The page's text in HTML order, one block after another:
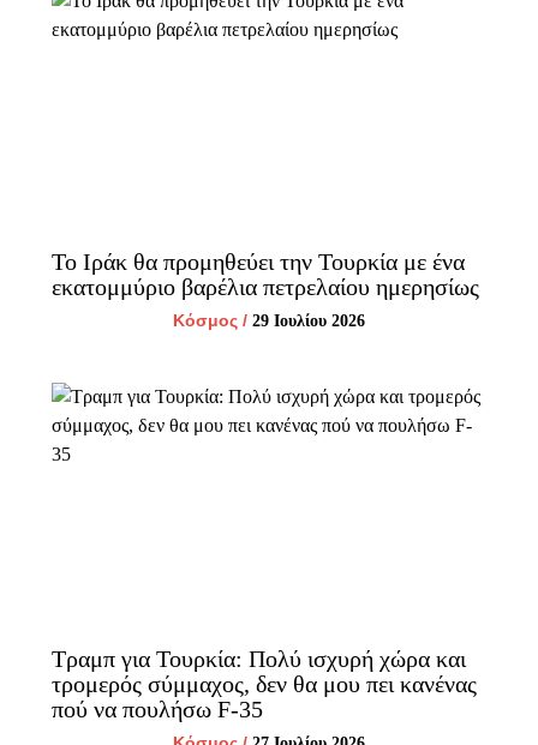
Το Ιράκ θα προμηθεύει την Τουρκία με ένα
εκατομμύριο βαρέλια πετρελαίου ημερησίως
Κόσμος / 29 Ιουλίου 2026
Τραμπ για Τουρκία: Πολύ ισχυρή χώρα και
τρομερός σύμμαχος, δεν θα μου πει κανένας
πού να πουλήσω F-35